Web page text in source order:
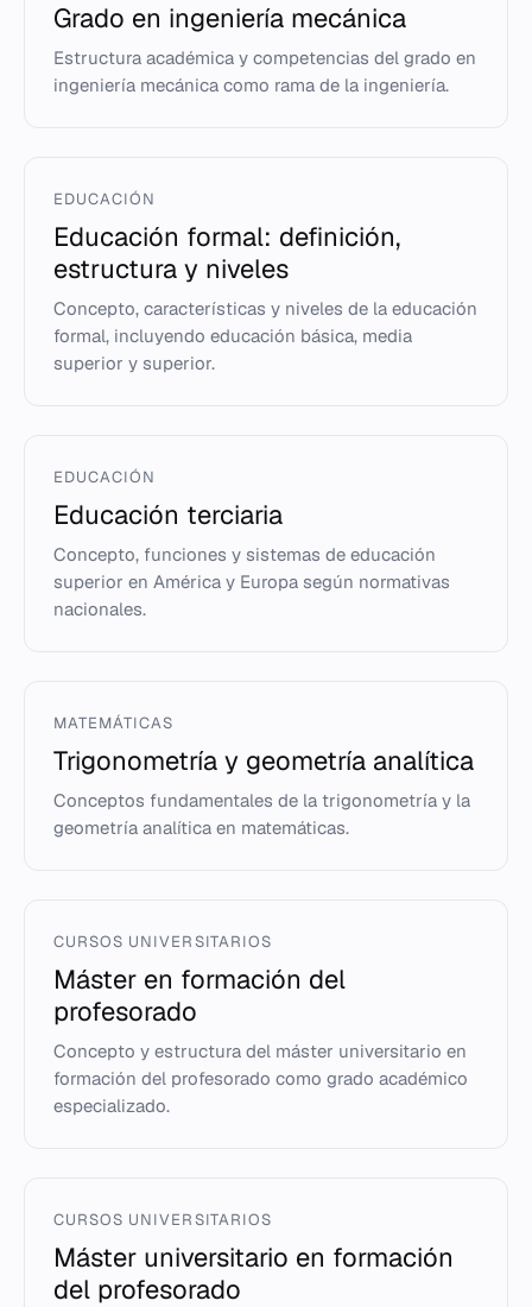
Grado en ingeniería mecánica
Estructura académica y competencias del grado en
ingeniería mecánica como rama de la ingeniería.
EDUCACIÓN
Educación formal: definición,
estructura y niveles
Concepto, características y niveles de la educación
formal, incluyendo educación básica, media
superior y superior.
EDUCACIÓN
Educación terciaria
Concepto, funciones y sistemas de educación
superior en América y Europa según normativas
nacionales.
MATEMÁTICAS
Trigonometría y geometría analítica
Conceptos fundamentales de la trigonometría y la
geometría analítica en matemáticas.
CURSOS UNIVERSITARIOS
Máster en formación del
profesorado
Concepto y estructura del máster universitario en
formación del profesorado como grado académico
especializado.
CURSOS UNIVERSITARIOS
Máster universitario en formación
del profesorado